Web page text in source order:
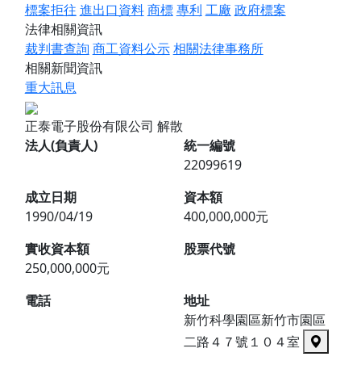
標案拒往 進出口資料商標專利 工廠 政府標案
法律相關資訊
裁判書查詢 商工資料公示相關法律事務所
相關新聞資訊
重大訊息
正泰電子股份有限公司 解散
法人(負責人)
統一編號
22099619
成立日期
1990/04/19
資本額
400,000,000元
實收資本額
250,000,000元
股票代號
電話
地址
新竹科學園區新竹市園區
二路４７號１０４室